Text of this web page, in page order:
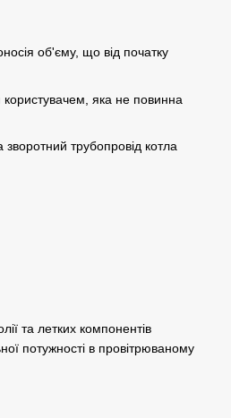
об'єму, що від початку
яка не повинна
трубопровід котла
та летких компонентів
потужності в провітрюваному